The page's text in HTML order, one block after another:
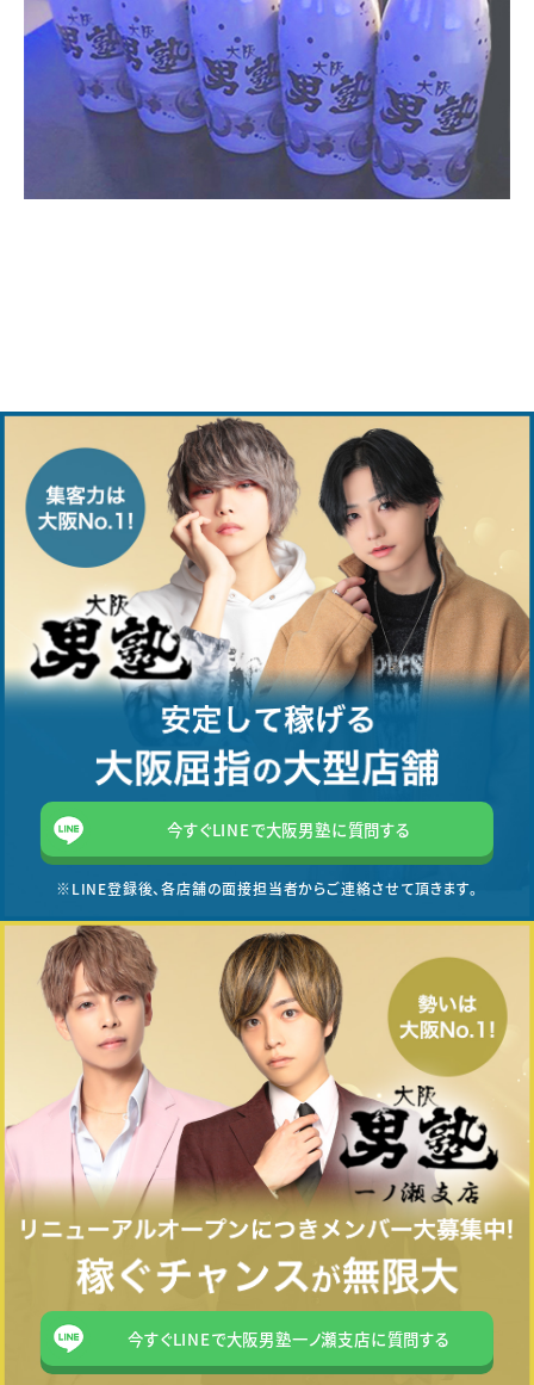
今すぐLINEで大阪男塾に質問する
※LINE登録後、各店舗の面接担当者からご連絡させて頂きます。
今すぐLINEで大阪男塾一ノ瀬支店に質問する